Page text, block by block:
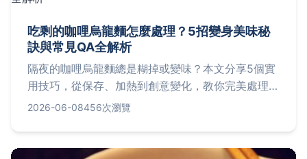
吃剩的咖哩烏龍麵怎麼處理？5招變身美味秘
訣與常見QA全解析
隔夜的咖哩烏龍麵總是糊掉或變味？本文分享5個實
用技巧，從保存、加熱到創意變化，教你完美處理剩
餘的咖哩烏龍麵，並解答常見疑問。
2026-06-08456次瀏覽